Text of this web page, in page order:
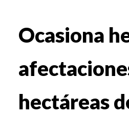
Ocasiona
hectáreas